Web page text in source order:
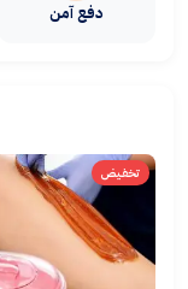
دفع آمن
تخفيض